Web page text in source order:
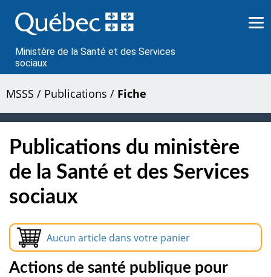
au
contenu
Ministère de la Santé et des Services
sociaux
MSSS / Publications / Fiche
Publications du ministère
de la Santé et des Services
sociaux
Aucun article dans votre panier
Actions de santé publique pour